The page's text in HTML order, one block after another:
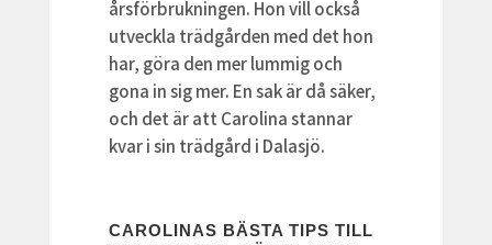
årsförbrukningen. Hon vill också
utveckla trädgården med det hon
har, göra den mer lummig och
gona in sig mer. En sak är då säker,
och det är att Carolina stannar
kvar i sin trädgård i Dalasjö.
CAROLINAS BÄSTA TIPS TILL